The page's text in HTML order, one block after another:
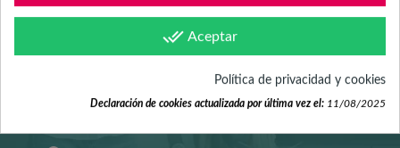
CLIENTE
done_all Aceptar
Política de privacidad y cookies
Declaración de cookies actualizada por última vez el: 11/08/2025